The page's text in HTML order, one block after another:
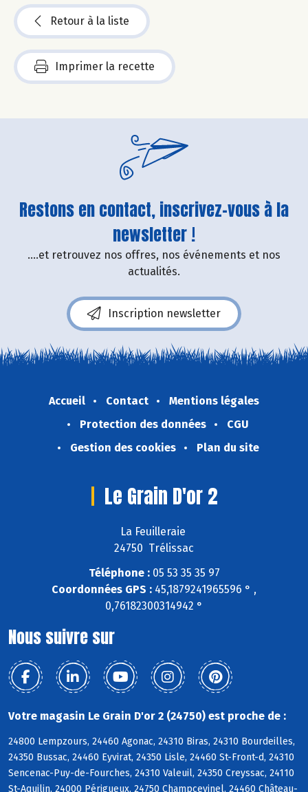
Retour à la liste
Imprimer la recette
Restons en contact, inscrivez-vous à la
newsletter !
....et retrouvez nos offres, nos événements et nos
actualités.
Inscription newsletter
Accueil Contact
Mentions légales
Protection des données
CGU
Gestion des cookies
Plan du site
Le Grain D'or 2
La Feuilleraie
24750 Trélissac
Téléphone :05 53 35 35 97
Coordonnées GPS : 45,1879241965596 ° ,
0,76182300314942 °
Nous suivre sur
Votre magasin Le Grain D'or 2 (24750) est proche de :
24800 Lempzours, 24460 Agonac, 24310 Biras, 24310 Bourdeilles,
24350 Bussac, 24460 Eyvirat, 24350 Lisle, 24460 St-Front-d, 24310
Sencenac-Puy-de-Fourches, 24310 Valeuil, 24350 Creyssac, 24110
St-Aquilin, 24000 Périgueux, 24750 Champcevinel, 24460 Château-